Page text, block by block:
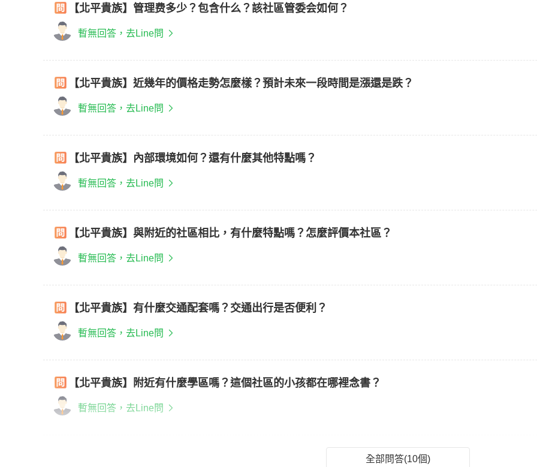
【北平貴族】管理费多少？包含什么？該社區管委会如何？
暫無回答，去Line問
【北平貴族】近幾年的價格走勢怎麼樣？預計未來一段時間是漲還是跌？
暫無回答，去Line問
【北平貴族】內部環境如何？還有什麼其他特點嗎？
暫無回答，去Line問
【北平貴族】與附近的社區相比，有什麼特點嗎？怎麼評價本社區？
暫無回答，去Line問
【北平貴族】有什麼交通配套嗎？交通出行是否便利？
暫無回答，去Line問
【北平貴族】附近有什麼學區嗎？這個社區的小孩都在哪裡念書？
暫無回答，去Line問
全部問答(10個)